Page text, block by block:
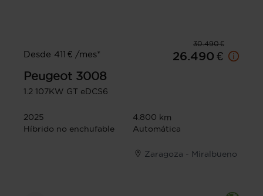
30.490 €
Desde 411 € /mes*
26.490 €
Peugeot 3008
1.2 107KW GT eDCS6
2025
4.800 km
Híbrido no enchufable
Automática
Zaragoza - Miralbueno